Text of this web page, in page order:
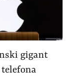
gigant